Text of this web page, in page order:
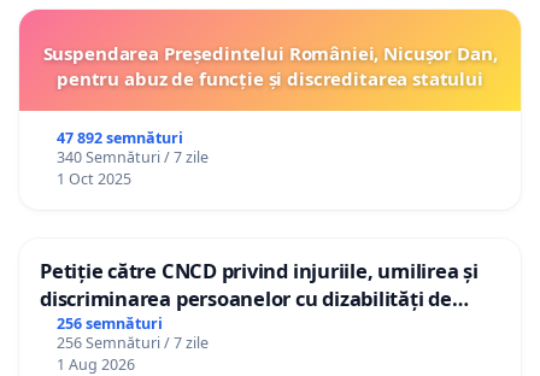
Suspendarea Președintelui României, Nicușor Dan,
pentru abuz de funcție și discreditarea statului
47 892 semnături
340 Semnături / 7 zile
1 Oct 2025
Petiție către CNCD privind injuriile, umilirea și
discriminarea persoanelor cu dizabilități de
către utilizatorul TikTok „Gorici”
256 semnături
256 Semnături / 7 zile
1 Aug 2026